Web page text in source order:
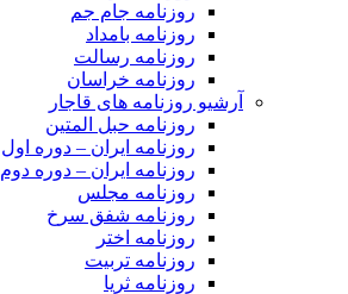
روزنامه جام جم
روزنامه بامداد
روزنامه رسالت
روزنامه خراسان
آرشیو روزنامه های قاجار
روزنامه حبل المتین
روزنامه ایران – دوره اول
روزنامه ایران – دوره دوم
روزنامه مجلس
روزنامه شفق سرخ
روزنامه اختر
روزنامه تربیت
روزنامه ثریا